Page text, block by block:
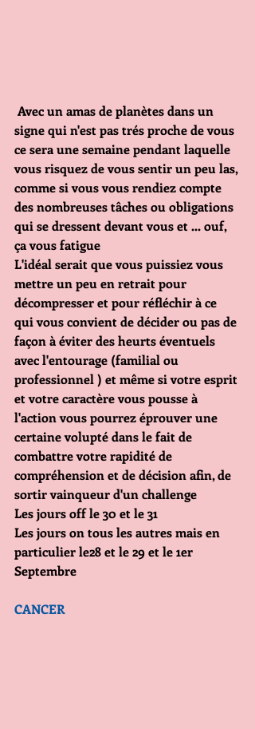
Avec un amas de planètes dans un
signe qui n'est pas trés proche de vous
ce sera une semaine pendant laquelle
vous risquez de vous sentir un peu las,
comme si vous vous rendiez compte
des nombreuses tâches ou obligations
qui se dressent devant vous et ... ouf,
ça vous fatigue
L'idéal serait que vous puissiez vous
mettre un peu en retrait pour
décompresser et pour réfléchir à ce
qui vous convient de décider ou pas de
façon à éviter des heurts éventuels
avec l'entourage (familial ou
professionnel ) et même si votre esprit
et votre caractère vous pousse à
l'action vous pourrez éprouver une
certaine volupté dans le fait de
combattre votre rapidité de
compréhension et de décision afin, de
sortir vainqueur d'un challenge
Les jours off le 30 et le 31
Les jours on tous les autres mais en
particulier le28 et le 29 et le 1er
Septembre
CANCER